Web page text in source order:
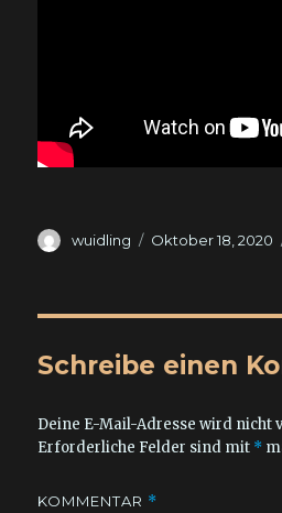
Autor
wuidling
Veröffentlicht
Oktober 18, 2020
Schreibe einen
Deine E-Mail-Adresse wird nicht
Erforderliche Felder sind mit *
KOMMENTAR *